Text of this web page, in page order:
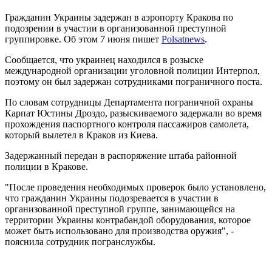
Гражданин Украины задержан в аэропорту Кракова по
подозрении в участии в организованной преступной
группировке. Об этом 7 июня пишет Polsatnews.
Сообщается, что украинец находился в розыске
международной организации уголовной полиции Интерпол,
поэтому он был задержан сотрудниками пограничного поста.
По словам сотрудницы Департамента пограничной охраны
Карпат Юстины Дроздо, разыскиваемого задержали во время
прохождения паспортного контроля пассажиров самолета,
который вылетел в Краков из Киева.
Задержанный передан в распоряжение штаба районной
полиции в Кракове.
"После проведения необходимых проверок было установлено,
что гражданин Украины подозревается в участии в
организованной преступной группе, занимающейся на
территории Украины контрабандой оборудования, которое
может быть использовано для производства оружия", -
пояснила сотрудник погранслужбы.